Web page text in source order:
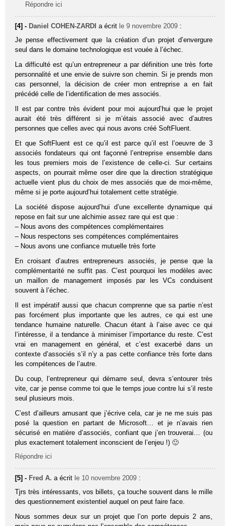
Répondre ici
[4] - Daniel COHEN-ZARDI a écrit le 9 novembre 2009 :
Je pense effectivement que la création d’un projet d’envergure
seul dans le domaine technologique est vouée à l’échec.
La difficulté est qu’un entrepreneur a par définition une très forte
personnalité et une envie de suivre son chemin. Si je prends mon
cas personnel, la décision de créer mon entreprise a en fait
précédé celle de l’identification de mes associés.
Il est par contre très évident pour moi aujourd’hui que le projet
aurait été très différent si je m’étais associé avec d’autres
personnes que celles avec qui nous avons créé SoftFluent.
Et que SoftFluent est ce qu’il est parce qu’il est l’oeuvre de 3
associés fondateurs qui ont façonné l’entreprise ensemble dans
les tous premiers mois de l’existence de celle-ci. Sur certains
aspects, on pourrait même oser dire que la direction stratégique
actuelle vient plus du choix de mes associés que de moi-même,
même si je porte aujourd’hui totalement cette stratégie.
La société dispose aujourd’hui d’une excellente dynamique qui
repose en fait sur une alchimie assez rare qui est que :
– Nous avons des compétences complémentaires
– Nous respectons ses compétences complémentaires
– Nous avons une confiance mutuelle très forte
En croisant d’autres entrepreneurs associés, je pense que la
complémentarité ne suffit pas. C’est pourquoi les modèles avec
un maillon de management imposés par les VCs conduisent
souvent à l’échec.
Il est impératif aussi que chacun comprenne que sa partie n’est
pas forcément plus importante que les autres, ce qui est une
tendance humaine naturelle. Chacun étant à l’aise avec ce qui
l’intéresse, il a tendance à minimiser l’importance du reste. C’est
vrai en management en général, et c’est exacerbé dans un
contexte d’associés s’il n’y a pas cette confiance très forte dans
les compétences de l’autre.
Du coup, l’entrepreneur qui démarre seul, devra s’entourer très
vite, car je pense comme toi que le temps joue contre lui s’il reste
seul plusieurs mois.
C’est d’ailleurs amusant que j’écrive cela, car je ne me suis pas
posé la question en partant de Microsoft… et je n’avais rien
sécurisé en matière d’associés, confiant que j’en trouverai… (ou
plus exactement totalement inconscient de l’enjeu !) 🙂
Répondre ici
[5] - Fred A. a écrit le 10 novembre 2009 :
Tjrs très intéressants, vos billets, ça touche souvent dans le mille
des questionnement existentiel auquel on peut faire face.
Nous sommes deux sur un projet que l’on porte depuis 2 ans,